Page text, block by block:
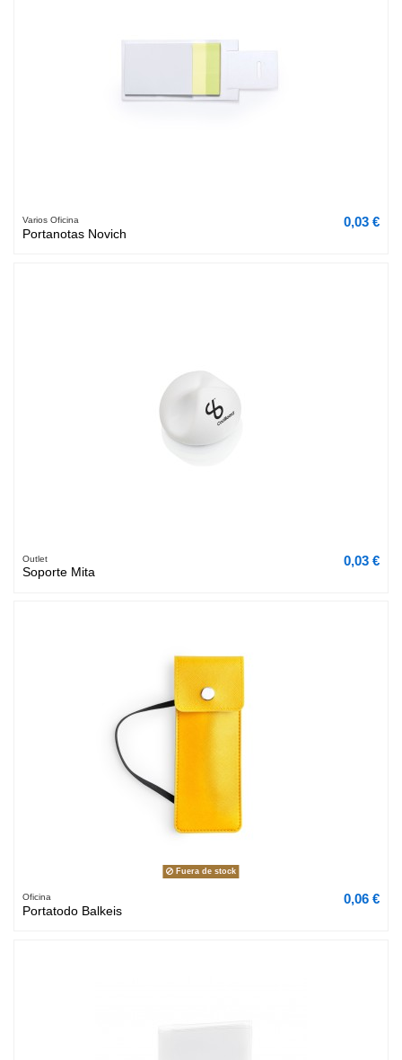
Varios Oficina
Portanotas Novich
0,03 €
Outlet
Soporte Mita
0,03 €
Fuera de stock
Oficina
Portatodo Balkeis
0,06 €